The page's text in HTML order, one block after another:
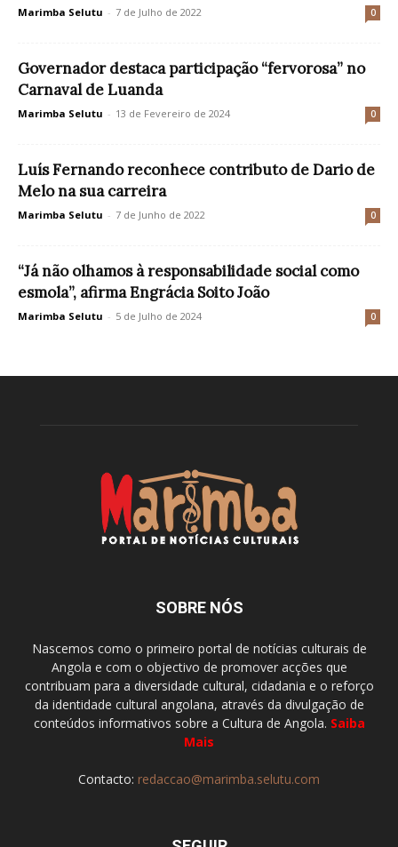
Marimba Selutu - 7 de Julho de 2022 0
Governador destaca participação “fervorosa” no
Carnaval de Luanda
Marimba Selutu - 13 de Fevereiro de 2024 0
Luís Fernando reconhece contributo de Dario de
Melo na sua carreira
Marimba Selutu - 7 de Junho de 2022 0
“Já não olhamos à responsabilidade social como
esmola”, afirma Engrácia Soito João
Marimba Selutu - 5 de Julho de 2024 0
SOBRE NÓS
Nascemos como o primeiro portal de notícias culturais de
Angola e com o objectivo de promover acções que
contribuam para a diversidade cultural, cidadania e o reforço
da identidade cultural angolana, através da divulgação de
conteúdos informativos sobre a Cultura de Angola. Saiba
Mais
Contacto: redaccao@marimba.selutu.com